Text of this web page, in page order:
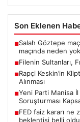
Son Eklenen
■Salah Göztepe
maçında neden
■Filenin Sultanları,
■Rapçi Keskin’in
Alınması
■Yeni Parti Manisa
Soruşturması
■FED faiz kararı ne
beklentisi belli oldu